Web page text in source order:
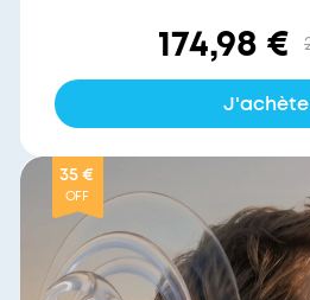
174,98 €
J'achète
35 €
OFF